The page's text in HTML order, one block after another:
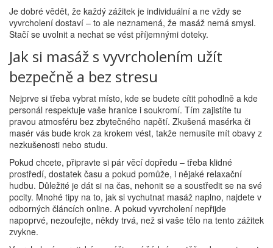
Je dobré vědět, že každý zážitek je individuální a ne vždy se
vyvrcholení dostaví – to ale neznamená, že masáž nemá smysl.
Stačí se uvolnit a nechat se vést příjemnými doteky.
Jak si masáž s vyvrcholením užít
bezpečně a bez stresu
Nejprve si třeba vybrat místo, kde se budete cítit pohodlně a kde
personál respektuje vaše hranice i soukromí. Tím zajistíte tu
pravou atmosféru bez zbytečného napětí. Zkušená masérka či
masér vás bude krok za krokem vést, takže nemusíte mít obavy z
nezkušenosti nebo studu.
Pokud chcete, připravte si pár věcí dopředu – třeba klidné
prostředí, dostatek času a pokud pomůže, i nějaké relaxační
hudbu. Důležité je dát si na čas, nehonit se a soustředit se na své
pocity. Mnohé tipy na to, jak si vychutnat masáž naplno, najdete v
odborných článcích online. A pokud vyvrcholení nepřijde
napoprvé, nezoufejte, někdy trvá, než si vaše tělo na tento zážitek
zvykne.